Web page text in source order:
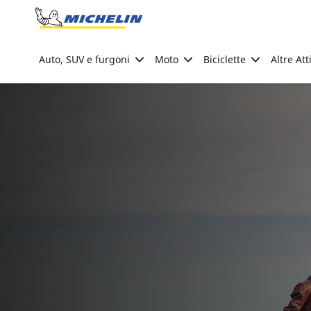
Go to page content
Auto, SUV e furgoni Moto Biciclette Altre